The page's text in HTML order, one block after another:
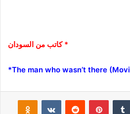
* كاتب من السودان
بينتيريست